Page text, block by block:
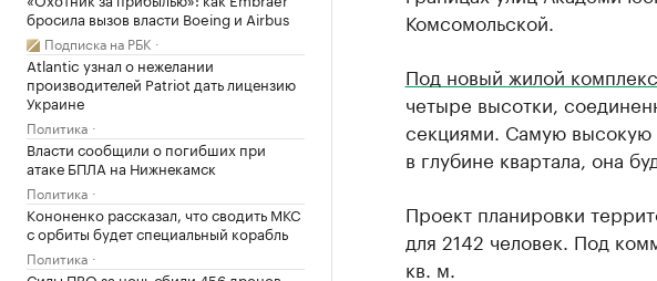
бросила вызов власти Boeing и Airbus
Подписка на РБК
Atlantic узнал о нежелании
производителей Patriot дать лицензию
Украине
Политика
Власти сообщили о погибших при
атаке БПЛА на Нижнекамск
Политика
Кононенко рассказал, что сводить МКС
с орбиты будет специальный корабль
Политика
Комсомольской.
Под новый жилой
четыре высотки,
секциями. Самую высокую
в глубине квартала, она
Проект планировки
для 2142 человек. Под
кв. м.